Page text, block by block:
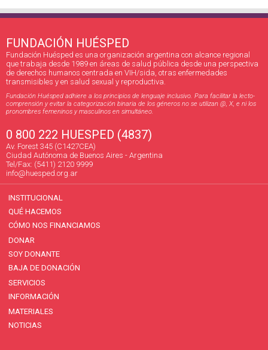
FUNDACIÓN HUÉSPED
Fundación Huésped es una organización argentina con alcance regional
que trabaja desde 1989 en áreas de salud pública desde una perspectiva
de derechos humanos centrada en VIH/sida, otras enfermedades
transmisibles y en salud sexual y reproductiva.
Fundación Huésped adhiere a los principios de lenguaje inclusivo. Para facilitar la lecto-
comprensión y evitar la categorización binaria de los géneros no se utilizan @, X, e ni los
pronombres femeninos y masculinos en simultáneo.
0 800 222 HUESPED (4837)
Av. Forest 345 (C1427CEA)
Ciudad Autónoma de Buenos Aires - Argentina
Tel/Fax: (5411) 2120 9999
info@huesped.org.ar
INSTITUCIONAL
QUÉ HACEMOS
CÓMO NOS FINANCIAMOS
DONAR
SOY DONANTE
BAJA DE DONACIÓN
SERVICIOS
INFORMACIÓN
MATERIALES
NOTICIAS